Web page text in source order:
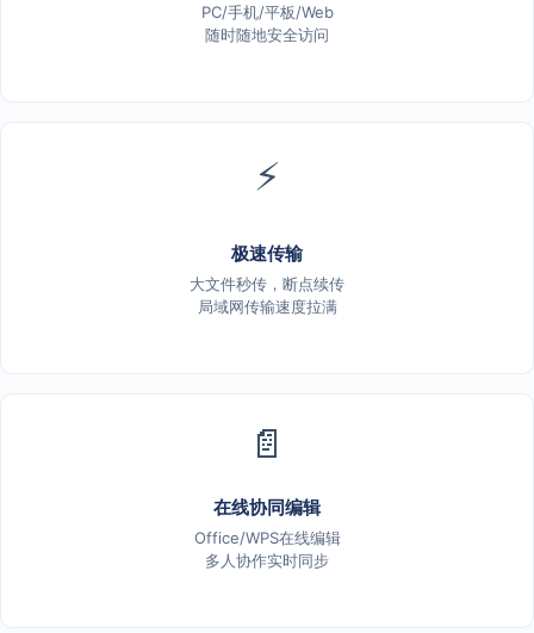
PC/手机/平板/Web
随时随地安全访问
⚡
极速传输
大文件秒传，断点续传
局域网传输速度拉满
📄
在线协同编辑
Office/WPS在线编辑
多人协作实时同步